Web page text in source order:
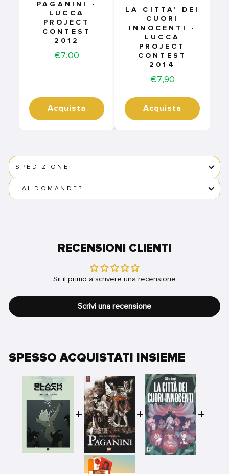
PAGANINI -
LUCCA
PROJECT
CONTEST
2012
Price
€7,00
Acquista
LA CITTA' DEI
CUORI
INNOCENTI -
LUCCA
PROJECT
CONTEST
2014
Price
€7,90
Acquista
SPEDIZIONE
HAI DOMANDE?
RECENSIONI CLIENTI
Sii il primo a scrivere una recensione
Scrivi una recensione
SPESSO ACQUISTATI INSIEME